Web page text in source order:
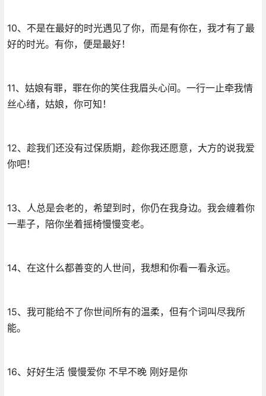
10、不是在最好的时光遇见了你，而是有你在，我才有了最
好的时光。有你，便是最好！
11、姑娘有罪，罪在你的笑住我眉头心间。一行一止牵我情
丝心绪，姑娘，你可知！
12、趁我们还没有过保质期，趁你我还愿意，大方的说我爱
你吧！
13、人总是会老的，希望到时，你仍在我身边。我会缠着你
一辈子，陪你坐着摇椅慢慢变老。
14、在这什么都善变的人世间，我想和你看一看永远。
15、我可能给不了你世间所有的温柔，但有个词叫尽我所
能。
16、好好生活 慢慢爱你 不早不晚 刚好是你